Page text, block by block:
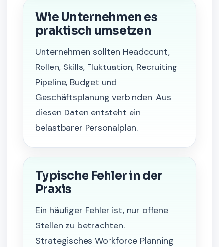
Wie Unternehmen es
praktisch umsetzen
Unternehmen sollten Headcount,
Rollen, Skills, Fluktuation, Recruiting
Pipeline, Budget und
Geschäftsplanung verbinden. Aus
diesen Daten entsteht ein
belastbarer Personalplan.
Typische Fehler in der
Praxis
Ein häufiger Fehler ist, nur offene
Stellen zu betrachten.
Strategisches Workforce Planning